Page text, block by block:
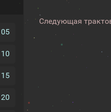
05
10
15
20
Следующая